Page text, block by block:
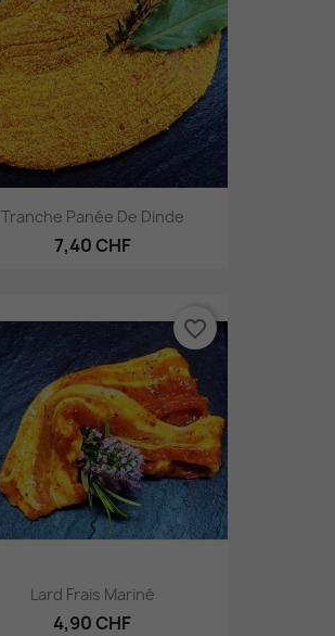
Tranche Panée De Dinde
7,40 CHF
Lard Frais Mariné
4,90 CHF
favorite_border